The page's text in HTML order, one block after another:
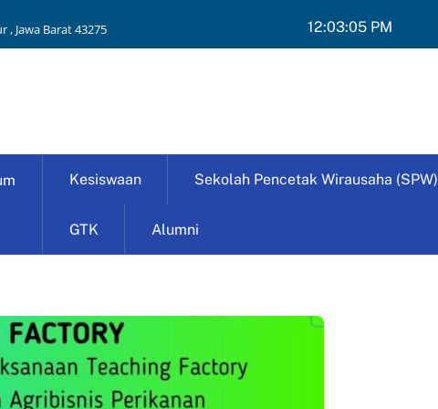
, Jawa Barat 43275 12:03:06 PM
Kesiswaan Sekolah Pencetak Wirausaha (SPW)
GTK Alumni